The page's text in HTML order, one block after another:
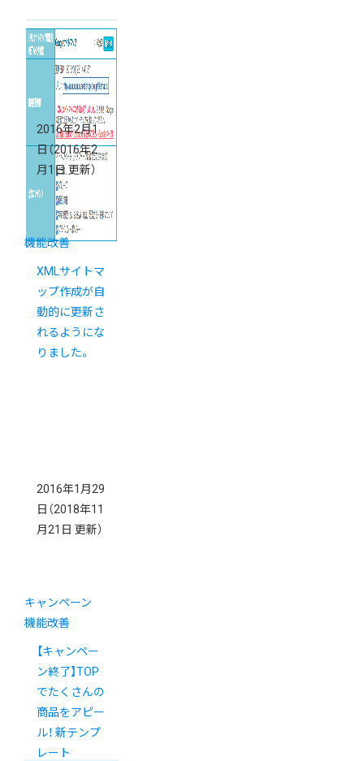
2016年2月1
日（2016年2
月1日 更新）
機能改善
XMLサイトマ
ップ作成が自
動的に更新さ
れるようにな
りました。
2016年1月29
日 （2018年11
月21日 更新）
キャンペーン
機能改善
【キャンペー
ン終了】TOP
でたくさんの
商品をアピー
ル！ 新テンプ
レート